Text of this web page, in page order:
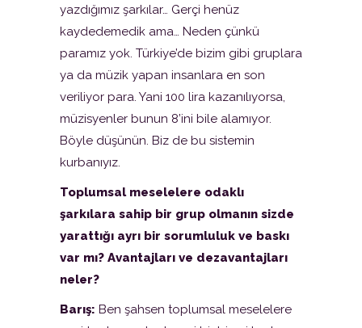
yazdığımız şarkılar… Gerçi henüz
kaydedemedik ama… Neden çünkü
paramız yok. Türkiye’de bizim gibi gruplara
ya da müzik yapan insanlara en son
veriliyor para. Yani 100 lira kazanılıyorsa,
müzisyenler bunun 8’ini bile alamıyor.
Böyle düşünün. Biz de bu sistemin
kurbanıyız.
Toplumsal meselelere odaklı
şarkılara sahip bir grup olmanın sizde
yarattığı ayrı bir sorumluluk ve baskı
var mı? Avantajları ve dezavantajları
neler?
Barış: Ben şahsen toplumsal meselelere